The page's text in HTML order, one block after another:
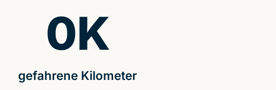
gefahrene Kilometer
0K